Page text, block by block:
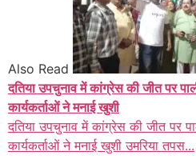
Also Read
दतिया उपचुनाव में कांग्रेस की जीत पर
कार्यकर्ताओं ने मनाई खुशी
दतिया उपचुनाव में कांग्रेस की जीत पर
कार्यकर्ताओं ने मनाई खुशी उमरिया तपस...